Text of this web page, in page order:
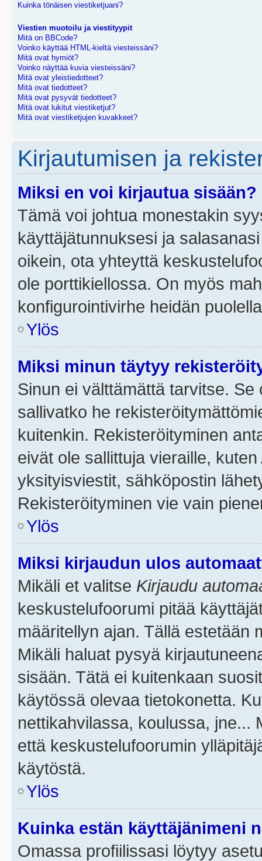
Kuinka tönäisen viestiketjuani?
Viestien muotoilu ja viestityypit
Mitä on BBCode?
Voinko käyttää HTML-kieltä viesteissäni?
Mitä ovat hymiöt?
Voinko näyttää kuvia viesteissäni?
Mitä ovat yleistiedotteet?
Mitä ovat tiedotteet?
Mitä ovat pysyvät tiedotteet?
Mitä ovat lukitut viestiketjut?
Mitä ovat viestiketjujen kuvakkeet?
Kirjautumisen ja
Miksi en voi kirjautua sisään?
Tämä voi johtua monestakin
käyttäjätunnuksesi ja
oikein, ota yhteyttä
ole porttikiellossa. On myös
konfigurointivirhe heidän
Ylös
Miksi minun täytyy
Sinun ei välttämättä tarvitse.
sallivatko he
kuitenkin. Rekisteröityminen
eivät ole sallittuja vieraille,
yksityisviestit, sähköpostin
Rekisteröityminen vie vain
Ylös
Miksi kirjaudun ulos
Mikäli et valitse Kirjaudu
keskustelufoorumi pitää
määritellyn ajan. Tällä estetään
Mikäli haluat pysyä
sisään. Tätä ei kuitenkaan
käytössä olevaa tietokonetta.
nettikahvilassa, koulussa, jne...
että keskustelufoorumin
käytöstä.
Ylös
Kuinka estän käyttäjänimeni
Omassa profiilissasi löytyy